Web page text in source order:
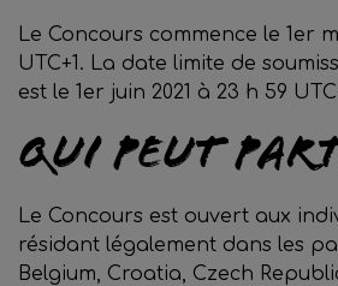
Le Concours commence le 1er
UTC+1. La date limite de
est le 1er juin 2021 à 23 h 59
Qui peut
Le Concours est ouvert aux
résidant légalement dans les
Belgium, Croatia, Czech